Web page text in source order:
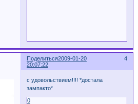
Поделиться 4
2009-01-20
20:07:22
с удовольствием!!!! *достала
зампакто*
0